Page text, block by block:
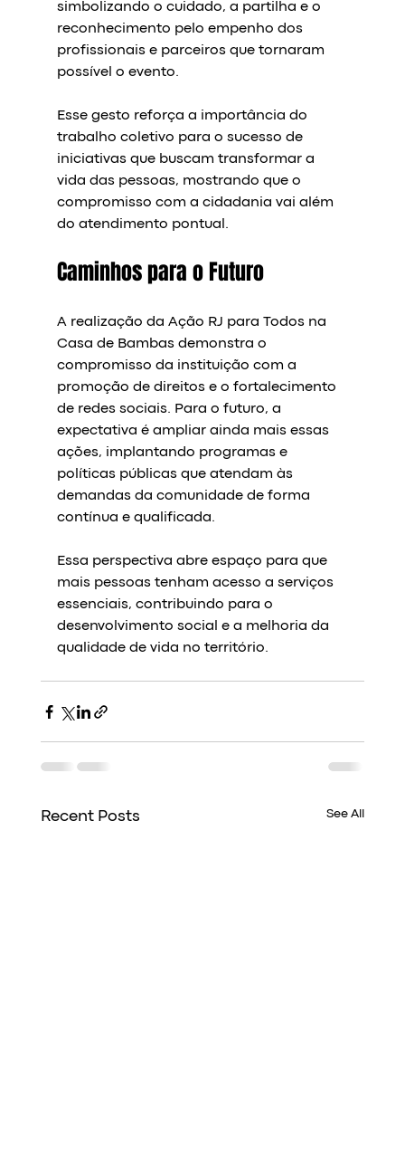
simbolizando o cuidado, a partilha e o
reconhecimento pelo empenho dos
profissionais e parceiros que tornaram
possível o evento.
Esse gesto reforça a importância do
trabalho coletivo para o sucesso de
iniciativas que buscam transformar a
vida das pessoas, mostrando que o
compromisso com a cidadania vai além
do atendimento pontual.
Caminhos para o Futuro
A realização da Ação RJ para Todos na
Casa de Bambas demonstra o
compromisso da instituição com a
promoção de direitos e o fortalecimento
de redes sociais. Para o futuro, a
expectativa é ampliar ainda mais essas
ações, implantando programas e
políticas públicas que atendam às
demandas da comunidade de forma
contínua e qualificada.
Essa perspectiva abre espaço para que
mais pessoas tenham acesso a serviços
essenciais, contribuindo para o
desenvolvimento social e a melhoria da
qualidade de vida no território.
Recent Posts See All